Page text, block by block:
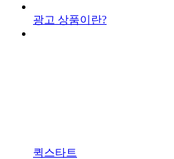
광고 상품이란?
퀵스타트